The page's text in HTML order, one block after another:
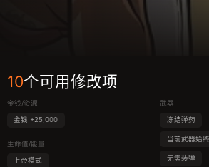
10个可用修改项
金钱/资源
金钱 +25,000
生命值/能量
上帝模式
武器
冻结弹药
当前武器始
无需装弹